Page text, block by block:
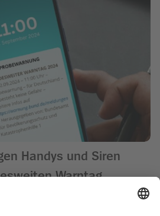
Handys und Siren
Warntag